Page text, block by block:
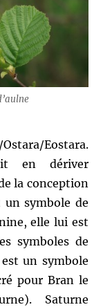
Eostara.
en dériver
la conception
un symbole de
elle lui est
symboles de
un symbole
pour Bran le
Saturne